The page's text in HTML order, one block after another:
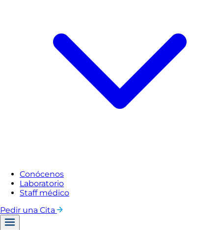
Conócenos
Laboratorio
Staff médico
Pedir una Cita